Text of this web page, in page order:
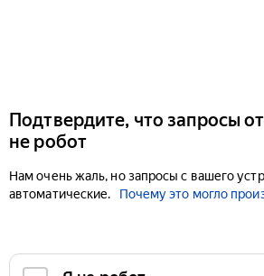
Подтвердите, что запросы
не робот
Нам очень жаль, но запросы с вашего
автоматические.
Почему это могло